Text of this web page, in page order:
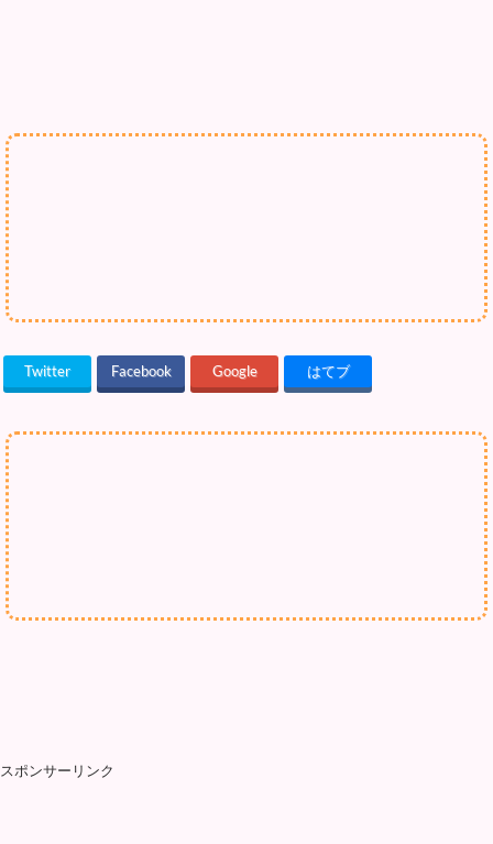
Twitter Facebook Google はてブ
スポンサーリンク